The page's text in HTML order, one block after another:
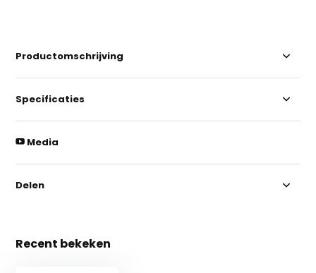
Productomschrijving
Specificaties
Media
Delen
Recent bekeken